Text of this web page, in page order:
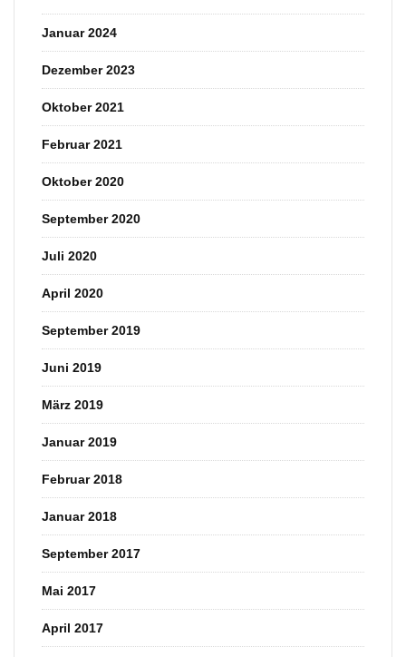
Januar 2024
Dezember 2023
Oktober 2021
Februar 2021
Oktober 2020
September 2020
Juli 2020
April 2020
September 2019
Juni 2019
März 2019
Januar 2019
Februar 2018
Januar 2018
September 2017
Mai 2017
April 2017